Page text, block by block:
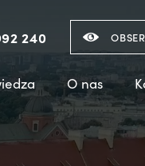
240
O nas